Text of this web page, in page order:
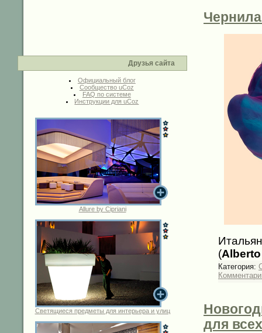
Друзья сайта
Официальный блог
Сообщество uCoz
FAQ по системе
Инструкции для uCoz
Allure by Cipriani
Светящиеся предметы для интерьера и улиц
(
Категория:
для